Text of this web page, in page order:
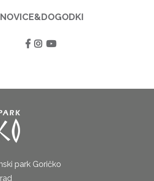
NOVICE&DOGODKI
park Goričko